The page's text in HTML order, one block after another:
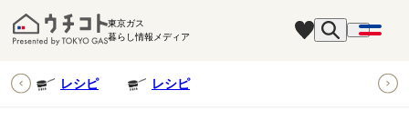
東京ガス
暮らし情報メディア
レシピ レシピ